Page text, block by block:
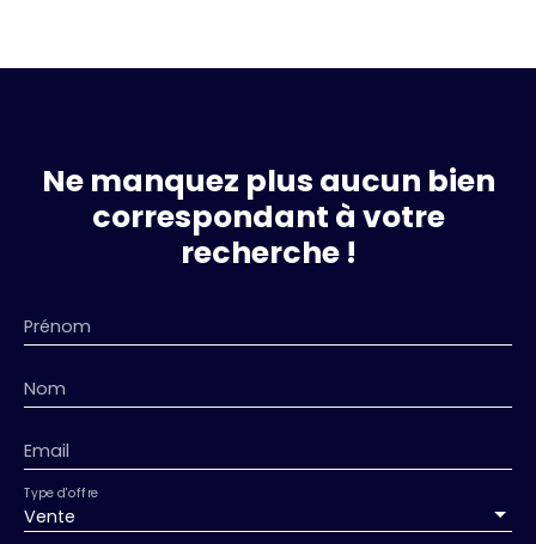
Ne manquez plus aucun bien
correspondant à votre
recherche !
Prénom
Nom
Email
Vente
Type d'offre